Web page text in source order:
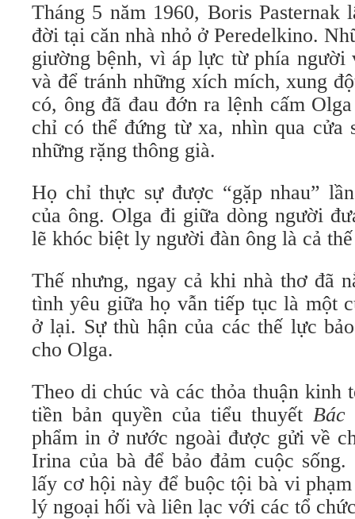
Tháng 5 năm 1960, Boris Pasternak
đời tại căn nhà nhỏ ở Peredelkino.
giường bệnh, vì áp lực từ phía người
và để tránh những xích mích, xung
có, ông đã đau đớn ra lệnh cấm
chỉ có thể đứng từ xa, nhìn qua cửa
những rặng thông già.
Họ chỉ thực sự được “gặp nhau”
của ông. Olga đi giữa dòng người
lẽ khóc biệt ly người đàn ông là cả
Thế nhưng, ngay cả khi nhà thơ đã
tình yêu giữa họ vẫn tiếp tục là một
ở lại. Sự thù hận của các thế lực
cho Olga.
Theo di chúc và các thỏa thuận kinh
tiền bản quyền của tiểu thuyết Bác
phẩm in ở nước ngoài được gửi về
Irina của bà để bảo đảm cuộc
lấy cơ hội này để buộc tội bà vi
lý ngoại hối và liên lạc với các tổ